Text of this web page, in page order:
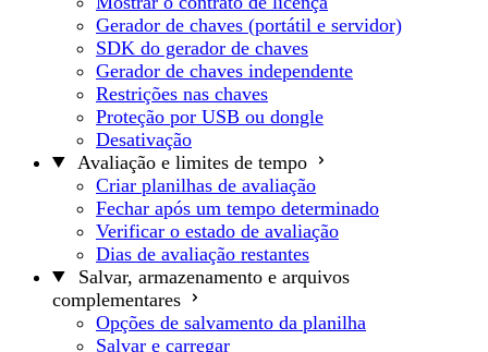
Gerador de chaves (portátil e servidor)
SDK do gerador de chaves
Gerador de chaves independente
Restrições nas chaves
Proteção por USB ou dongle
Desativação
Avaliação e limites de tempo
Criar planilhas de avaliação
Fechar após um tempo determinado
Verificar o estado de avaliação
Dias de avaliação restantes
Salvar, armazenamento e arquivos
complementares
Opções de salvamento da planilha
Salvar e carregar